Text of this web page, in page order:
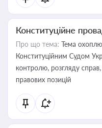
Конституційне
Про що тема: Тема
Конституційним Судом
контролю, розгляду
правових позицій